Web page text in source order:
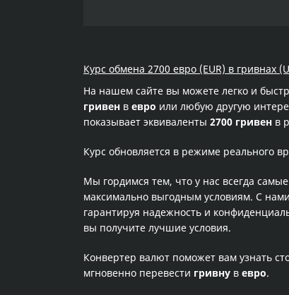
Курс обмена 2700 евро (EUR) в гривнах
На нашем сайте вы можете легко и
гривен в евро или любую другую
показывает эквиваленты 2700 гривен в
Курс обновляется в режиме реального
Мы гордимся тем, что у нас всегда
максимально выгодным условиям. С
гарантируя надежность и
вы получите лучшие условия.
Конвертер валют поможет вам узнать
мгновенно перевести гривну в евро.